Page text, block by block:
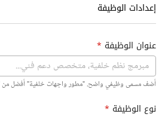
إعدادات الوظيفة
عنوان الوظيفة *
أضف مسمى وظيفي واضح. "مطور واجهات خلفية" أفضل
نوع الوظيفة *